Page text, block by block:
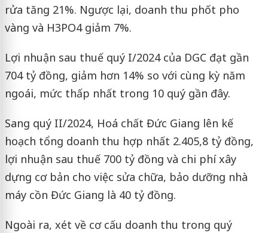
rửa tăng 21%. Ngược lại, doanh thu phốt pho
vàng và H3PO4 giảm 7%.
Lợi nhuận sau thuế quý I/2024 của DGC đạt gần
704 tỷ đồng, giảm hơn 14% so với cùng kỳ năm
ngoái, mức thấp nhất trong 10 quý gần đây.
Sang quý II/2024, Hoá chất Đức Giang lên kế
hoạch tổng doanh thu hợp nhất 2.405,8 tỷ đồng,
lợi nhuận sau thuế 700 tỷ đồng và chi phí xây
dựng cơ bản cho việc sửa chữa, bảo dưỡng nhà
máy cồn Đức Giang là 40 tỷ đồng.
Ngoài ra, xét về cơ cấu doanh thu trong quý